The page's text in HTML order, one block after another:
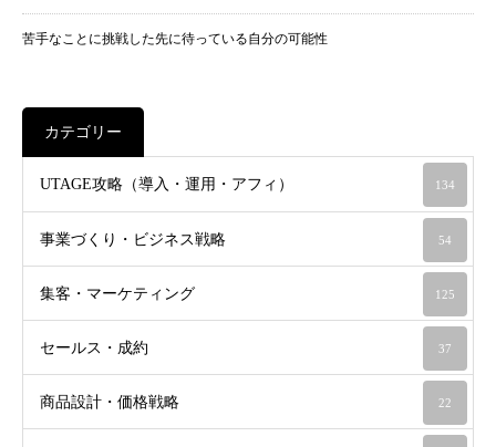
苦手なことに挑戦した先に待っている自分の可能性
カテゴリー
UTAGE攻略（導入・運用・アフィ） 134
事業づくり・ビジネス戦略 54
集客・マーケティング 125
セールス・成約 37
商品設計・価格戦略 22